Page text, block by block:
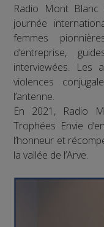
Radio Mont
journée
femmes
d’entreprise,
interviewées. Les
violences
l’antenne.
En 2021, Radio
Trophées Envie
l’honneur et
la vallée de l’Arve.